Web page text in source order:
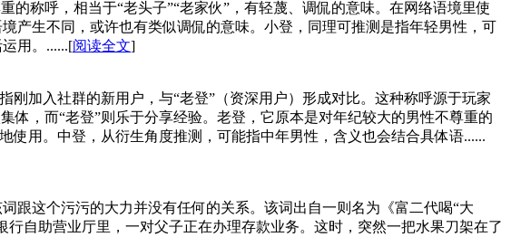
称呼，相当于“老头子”“老家伙”，有轻蔑、调侃的意味。在网络语境里使
产生不同，或许也有类似调侃的意味。小登，同理可推测是指年轻男性，可
用。......[阅读全文]
加入社群的新用户，与“老登”（资深用户）形成对比。这种称呼源于玩家
体，而“老登”则乐于分享经验。老登，它原本是对年纪较大的男性不尊重的
使用。中登，从衍生角度推测，可能指中年男性，含义也会结合具体语......
跟这个污污的大力并没有任何的关系。该词出自一则名为《富二代喝“大
自助营业厅里，一对父子正在办理存款业务。这时，突然一把水果刀架在了